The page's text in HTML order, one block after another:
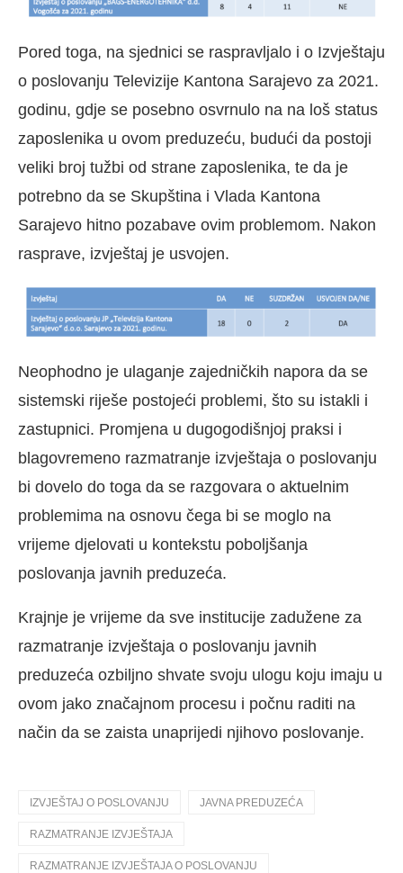
Pored toga, na sjednici se raspravljalo i o Izvještaju
o poslovanju Televizije Kantona Sarajevo za 2021.
godinu, gdje se posebno osvrnulo na na loš status
zaposlenika u ovom preduzeću, budući da postoji
veliki broj tužbi od strane zaposlenika, te da je
potrebno da se Skupština i Vlada Kantona
Sarajevo hitno pozabave ovim problemom. Nakon
rasprave, izvještaj je usvojen.
Neophodno je ulaganje zajedničkih napora da se
sistemski riješe postojeći problemi, što su istakli i
zastupnici. Promjena u dugogodišnjoj praksi i
blagovremeno razmatranje izvještaja o poslovanju
bi dovelo do toga da se razgovara o aktuelnim
problemima na osnovu čega bi se moglo na
vrijeme djelovati u kontekstu poboljšanja
poslovanja javnih preduzeća.
Krajnje je vrijeme da sve institucije zadužene za
razmatranje izvještaja o poslovanju javnih
preduzeća ozbiljno shvate svoju ulogu koju imaju u
ovom jako značajnom procesu i počnu raditi na
način da se zaista unaprijedi njihovo poslovanje.
IZVJEŠTAJ O POSLOVANJU JAVNA PREDUZEĆA
RAZMATRANJE IZVJEŠTAJA
RAZMATRANJE IZVJEŠTAJA O POSLOVANJU